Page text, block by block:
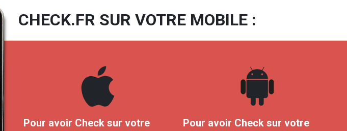
CHECK.FR SUR VOTRE MOBILE :
Pour avoir Check sur votre
Pour avoir Check sur votre